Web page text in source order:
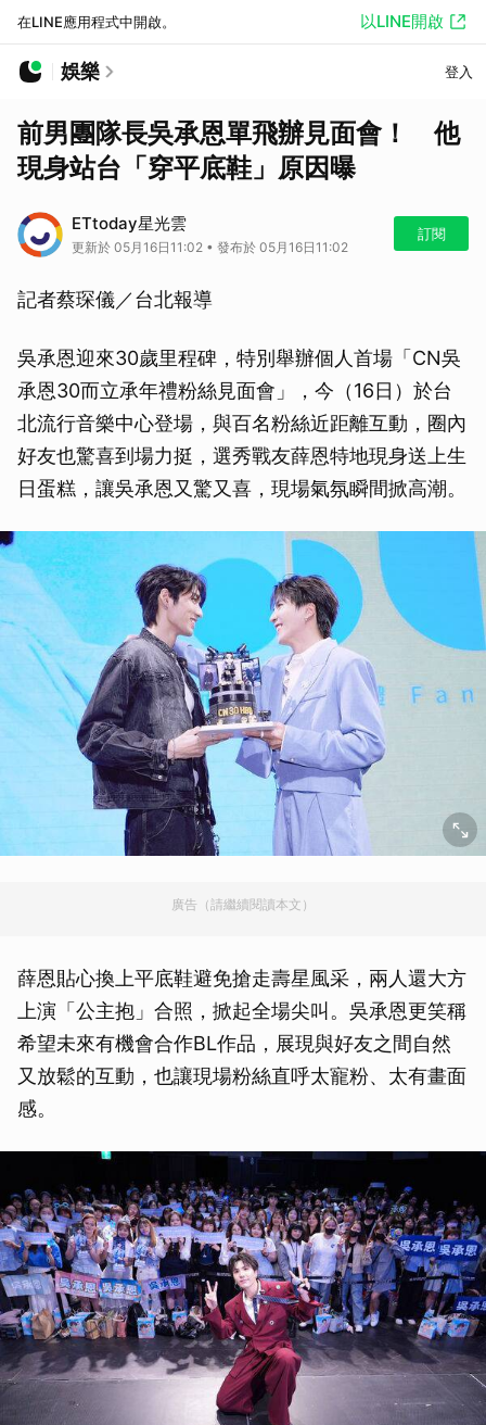
在LINE應用程式中開啟。 以LINE開啟
娛樂 登入
前男團隊長吳承恩單飛辦見面會！ 他
現身站台「穿平底鞋」原因曝
ETtoday星光雲
更新於 05月16日11:02 • 發布於 05月16日11:02
訂閱
記者蔡琛儀／台北報導
吳承恩迎來30歲里程碑，特別舉辦個人首場「CN吳
承恩30而立承年禮粉絲見面會」，今（16日）於台
北流行音樂中心登場，與百名粉絲近距離互動，圈內
好友也驚喜到場力挺，選秀戰友薛恩特地現身送上生
日蛋糕，讓吳承恩又驚又喜，現場氣氛瞬間掀高潮。
廣告（請繼續閱讀本文）
薛恩貼心換上平底鞋避免搶走壽星風采，兩人還大方
上演「公主抱」合照，掀起全場尖叫。吳承恩更笑稱
希望未來有機會合作BL作品，展現與好友之間自然
又放鬆的互動，也讓現場粉絲直呼太寵粉、太有畫面
感。